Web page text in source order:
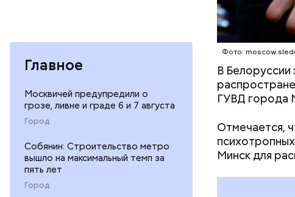
Главное
Москвичей предупредили о
грозе, ливне и граде 6 и 7 августа
Город
Собянин: Строительство метро
вышло на максимальный темп за
пять лет
Город
Фото:
В
ГУВД города
Отмечается,
Минск для
На данный